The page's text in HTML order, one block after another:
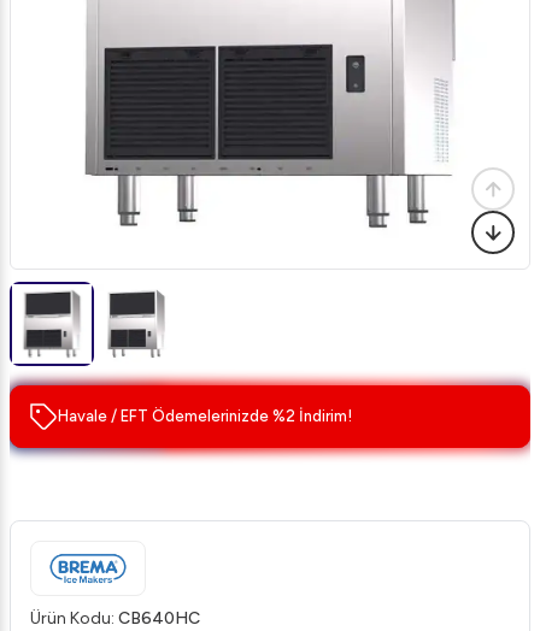
Havale / EFT Ödemelerinizde %2 İndirim!
Ürün Kodu: CB640HC